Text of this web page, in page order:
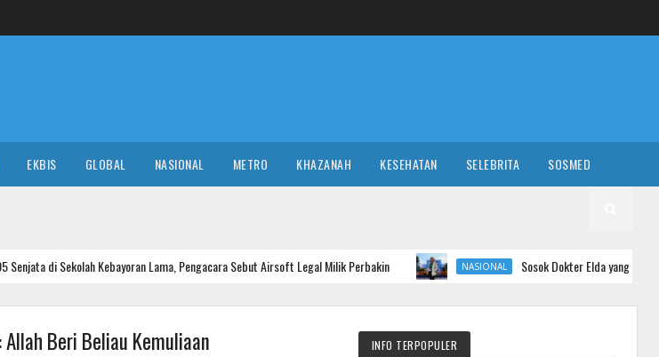
EKBIS GLOBAL NASIONAL METRO KHAZANAH KESEHATAN SELEBRITA SOSMED
Kebayoran Lama, Pengacara Sebut Airsoft Legal Milik Perbakin NASIONAL Sosok Dokter Elda yang Cibir Pasien
Beri Beliau Kemuliaan INFO TERPOPULER